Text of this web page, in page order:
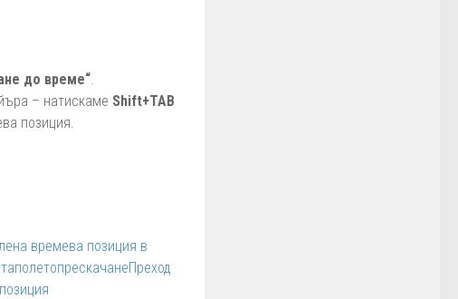
до време“.
– натискаме Shift+TAB
позиция.
времева позиция в
полетопрескачанеПреход